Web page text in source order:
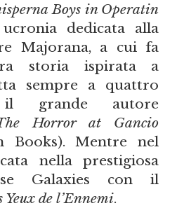
Boys in Operatin
dedicata alla
Majorana, a cui fa
storia ispirata a
sempre a quattro
grande autore
Horror at Gancio
Books). Mentre nel
nella prestigiosa
Galaxies con il
Yeux de l’Ennemi.